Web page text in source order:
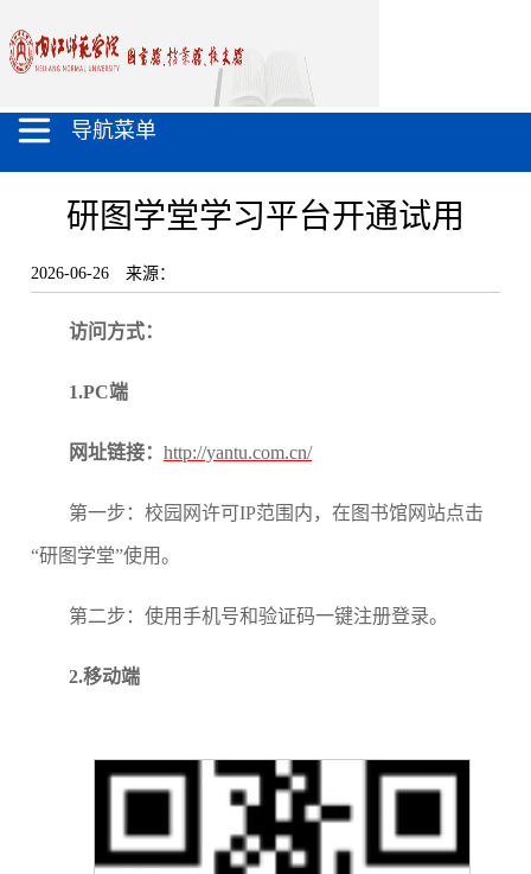
导航菜单
研图学堂学习平台开通试用
2026-06-26 来源：
访问方式：
1.PC端
网址链接： http://yantu.com.cn/
第一步：校园网许可IP范围内，在图书馆网站点击
“研图学堂”使用。
第二步：使用手机号和验证码一键注册登录。
2.移动端